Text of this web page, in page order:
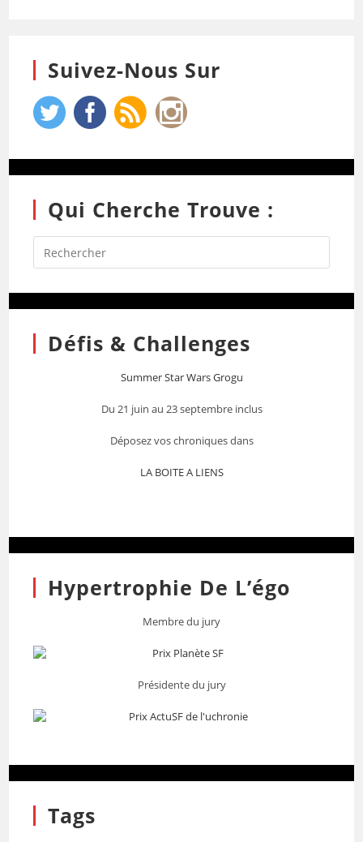
Suivez-Nous Sur
Qui Cherche Trouve :
Défis & Challenges
Summer Star Wars Grogu
Du 21 juin au 23 septembre inclus
Déposez vos chroniques dans
LA BOITE A LIENS
Hypertrophie De L’égo
Membre du jury
Présidente du jury
Tags